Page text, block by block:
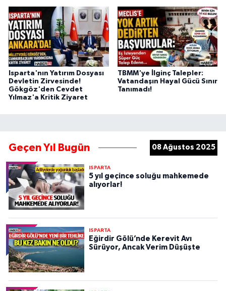
Isparta'nın Yatırım Dosyası
Devletin Zirvesinde!
Gökgöz'den Cevdet
Yılmaz'a Kritik Ziyaret
TBMM'ye İlginç Talepler:
Vatandaşın Hayal Gücü Sınır
Tanımadı!
Geçen Yıl Bugün 08 Ağustos 2025
ISPARTA
5 yıl geçince soluğu mahkemede
alıyorlar!
ISPARTA
Eğirdir Gölü’nde Kerevit Avı
Sürüyor, Ancak Verim Düşüşte